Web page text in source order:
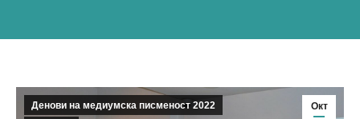
Окт
Денови на медиумска писменост 2022